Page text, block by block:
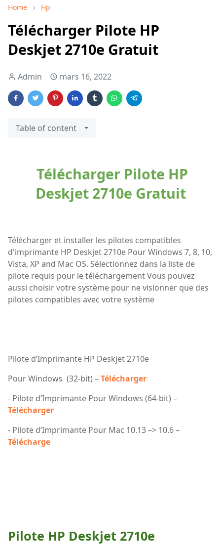
Home Hp
Télécharger Pilote HP
Deskjet 2710e Gratuit
Admin mars 16, 2022
Table of content
Télécharger Pilote HP
Deskjet 2710e Gratuit
Télécharger et installer les pilotes compatibles
d'imprimante HP Deskjet 2710e Pour Windows 7, 8, 10,
Vista, XP and Mac OS. Sélectionnez dans la liste de
pilote requis pour le téléchargement Vous pouvez
aussi choisir votre système pour ne visionner que des
pilotes compatibles avec votre système
Pilote d’Imprimante HP Deskjet 2710e
Pour Windows (32-bit) –Télécharger
- Pilote d’Imprimante Pour Windows (64-bit) –
Télécharger
- Pilote d’Imprimante Pour Mac 10.13 –> 10.6 –
Télécharge
Pilote HP Deskjet 2710e